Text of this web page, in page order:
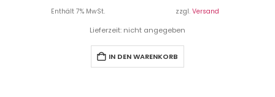
Enthält 7% MwSt. zzgl. Versand
Lieferzeit: nicht angegeben
IN DEN WARENKORB